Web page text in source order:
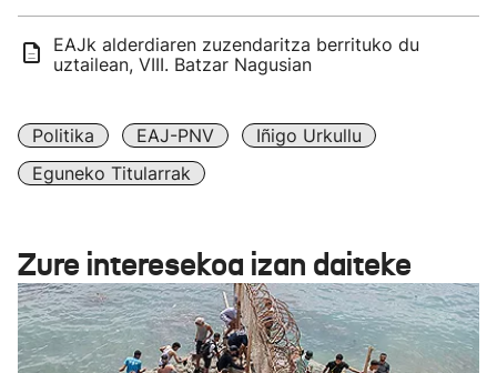
EAJk alderdiaren zuzendaritza berrituko du
uztailean, VIII. Batzar Nagusian
Politika EAJ-PNV
Iñigo Urkullu
Eguneko Titularrak
Zure interesekoa izan daiteke